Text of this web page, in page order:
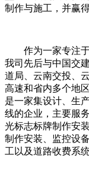
制作与施工，并赢
作为一家专注
我司先后与中国交
道局、云南交投、
高速和省内多个地
是一家集设计、生
线的企业，主要服
光标志标牌制作安
制作安装、监控设
工以及道路收费系